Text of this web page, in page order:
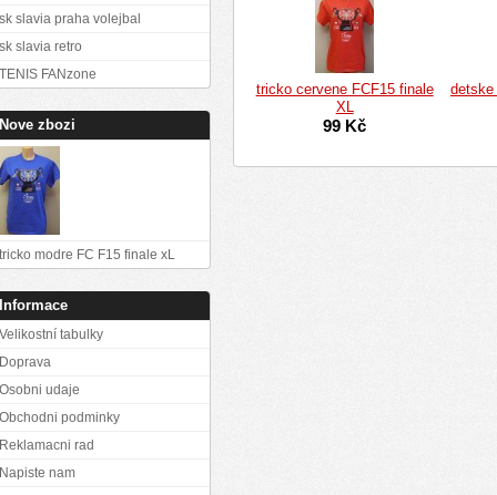
tricko cervene FCF15 finale
XL
99 Kč
detske
sk slavia praha volejbal
sk slavia retro
TENIS FANzone
Nove zbozi
tricko modre FC F15 finale xL
Informace
Velikostní tabulky
Doprava
Osobni udaje
Obchodni podminky
Reklamacni rad
Napiste nam